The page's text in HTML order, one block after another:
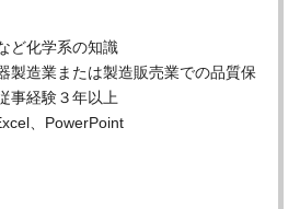
ど化学系の知識
製造業または製造販売業での品質保
事経験３年以上
、PowerPoint